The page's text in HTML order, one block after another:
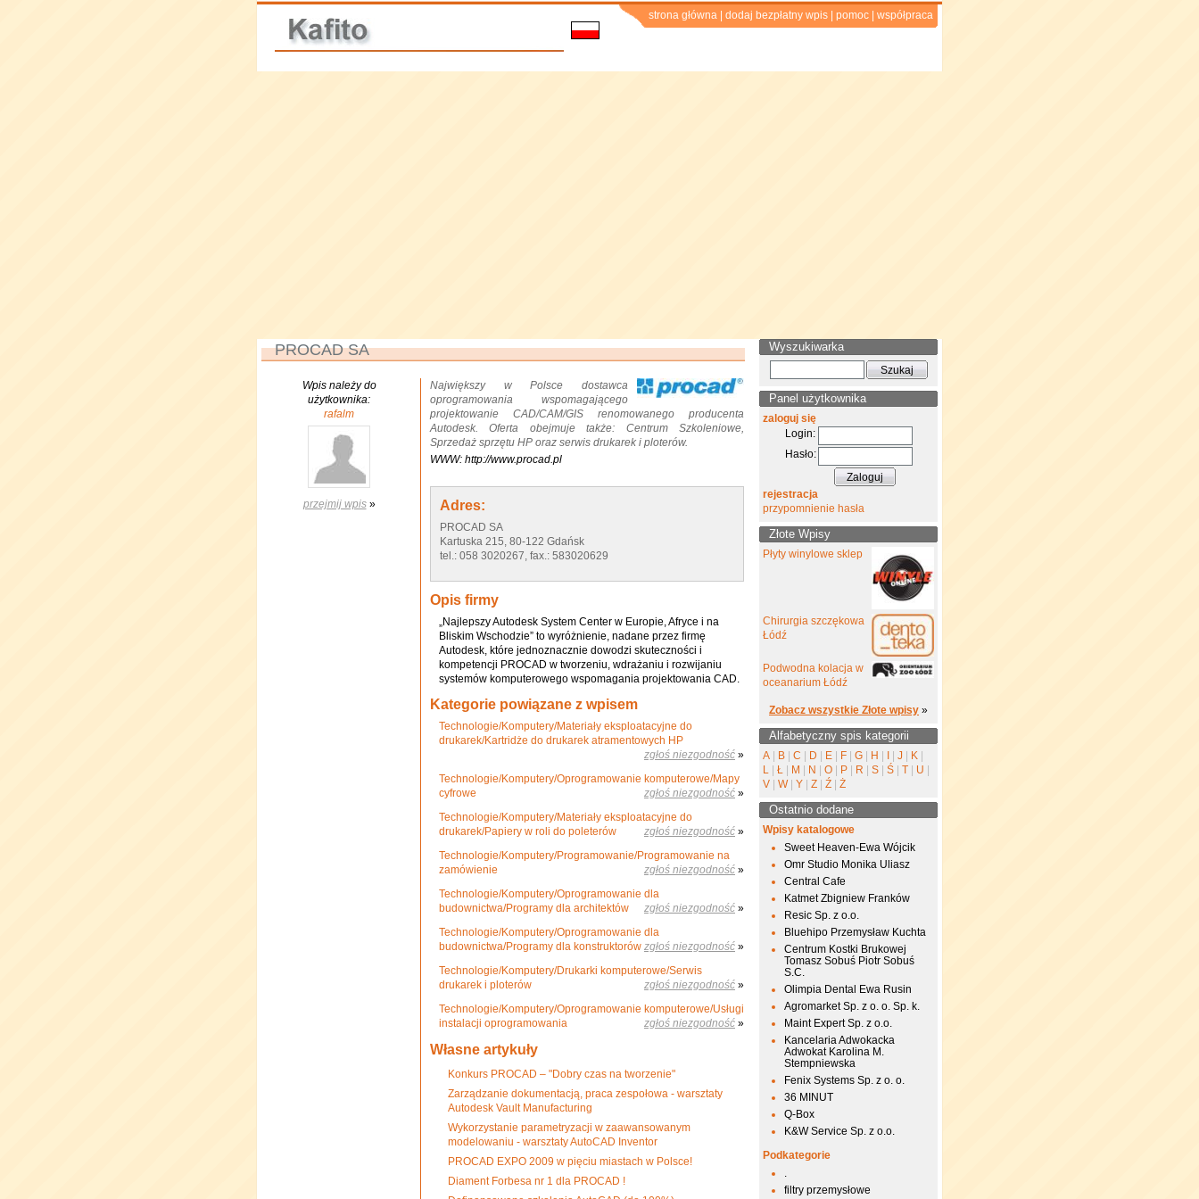
strona główna dodaj bezpłatny wpis pomoc współpraca
PROCAD SA
Wpis należy do
użytkownika:
rafalm
przejmij wpis»
Największy w Polsce dostawca
oprogramowania wspomagającego
projektowanie CAD/CAM/GIS renomowanego producenta
Autodesk. Oferta obejmuje także: Centrum Szkoleniowe,
Sprzedaż sprzętu HP oraz serwis drukarek i ploterów.
WWW: http://www.procad.pl
Adres:
PROCAD SA
Kartuska 215, 80-122 Gdańsk
tel.: 058 3020267, fax.: 583020629
Opis firmy
„Najlepszy Autodesk System Center w Europie, Afryce i na
Bliskim Wschodzie” to wyróżnienie, nadane przez firmę
Autodesk, które jednoznacznie dowodzi skuteczności i
kompetencji PROCAD w tworzeniu, wdrażaniu i rozwijaniu
systemów komputerowego wspomagania projektowania CAD.
Kategorie powiązane z wpisem
Technologie/Komputery/Materiały eksploatacyjne do
drukarek/Kartridże do drukarek atramentowych HP
zgłoś niezgodność »
Technologie/Komputery/Oprogramowanie komputerowe/Mapy
cyfrowe
zgłoś niezgodność »
Technologie/Komputery/Materiały eksploatacyjne do
drukarek/Papiery w roli do poleterów
zgłoś niezgodność »
Technologie/Komputery/Programowanie/Programowanie na
zamówienie
zgłoś niezgodność »
Technologie/Komputery/Oprogramowanie dla
budownictwa/Programy dla architektów
zgłoś niezgodność »
Technologie/Komputery/Oprogramowanie dla
budownictwa/Programy dla konstruktorów zgłoś niezgodność »
Technologie/Komputery/Drukarki komputerowe/Serwis
drukarek i ploterów
zgłoś niezgodność »
Technologie/Komputery/Oprogramowanie komputerowe/Usługi
instalacji oprogramowania
zgłoś niezgodność »
Własne artykuły
Konkurs PROCAD – "Dobry czas na tworzenie"
Zarządzanie dokumentacją, praca zespołowa - warsztaty
Autodesk Vault Manufacturing
Wykorzystanie parametryzacji w zaawansowanym
modelowaniu - warsztaty AutoCAD Inventor
PROCAD EXPO 2009 w pięciu miastach w Polsce!
Diament Forbesa nr 1 dla PROCAD !
Wyszukiwarka
Panel użytkownika
zaloguj się
Login:
Hasło:
rejestracja
przypomnienie hasła
Złote Wpisy
Płyty winylowe sklep
Chirurgia szczękowa
Łódź
Podwodna kolacja w
oceanarium Łódź
Zobacz wszystkie Złote wpisy »
Alfabetyczny spis kategorii
A B C D E F G H J K
L
Ł M N O P R S Ś T U
V
W Y Z Ź Ż
Ostatnio dodane
Wpisy katalogowe
Sweet Heaven-Ewa Wójcik
Omr Studio Monika Uliasz
Central Cafe
Katmet Zbigniew Franków
Resic Sp. z o.o.
Bluehipo Przemysław Kuchta
Centrum Kostki Brukowej
Tomasz Sobuś Piotr Sobuś
S.C.
Olimpia Dental Ewa Rusin
Agromarket Sp. z o. o. Sp. k.
Maint Expert Sp. z o.o.
Kancelaria Adwokacka
Adwokat Karolina M.
Stempniewska
Fenix Systems Sp. z o. o.
36 MINUT
Q-Box
K&W Service Sp. z o.o.
Podkategorie
.
filtry przemysłowe